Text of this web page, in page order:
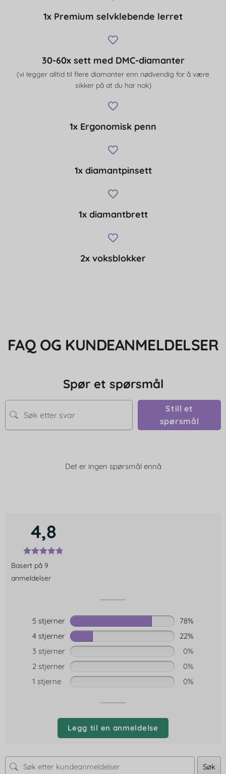
1x Premium selvklebende lerret
30-60x sett med DMC-diamanter
(vi legger alltid til flere diamanter enn nødvendig for å være
sikker på at du har nok)
1x Ergonomisk penn
1x diamantpinsett
1x diamantbrett
2x voksblokker
FAQ OG KUNDEANMELDELSER
Spør et spørsmål
Still et
spørsmål
Det er ingen spørsmål ennå
4,8
Basert på 9
anmeldelser
5 stjerner
78%
4 stjerner
22%
3 stjerner
0%
2 stjerner
0%
1 stjerne
0%
Legg til en anmeldelse
Søk